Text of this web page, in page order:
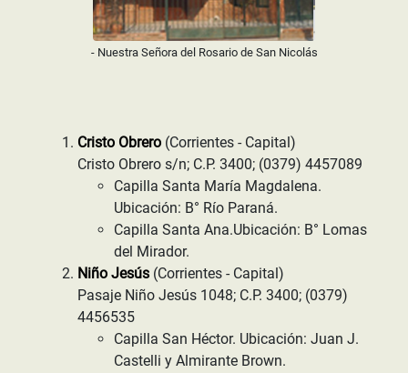
- Nuestra Señora del Rosario de San Nicolás
Cristo Obrero (Corrientes - Capital)
Cristo Obrero s/n; C.P. 3400; (0379) 4457089
Capilla Santa María Magdalena.
Ubicación: B° Río Paraná.
Capilla Santa Ana.Ubicación: B° Lomas
del Mirador.
Niño Jesús (Corrientes - Capital)
Pasaje Niño Jesús 1048; C.P. 3400; (0379)
4456535
Capilla San Héctor. Ubicación: Juan J.
Castelli y Almirante Brown.